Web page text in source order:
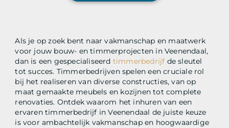
Als je op zoek bent naar vakmanschap en maatwerk
voor jouw bouw- en timmerprojecten in Veenendaal,
dan is een gespecialiseerd timmerbedrijf de sleutel
tot succes. Timmerbedrijven spelen een cruciale rol
bij het realiseren van diverse constructies, van op
maat gemaakte meubels en kozijnen tot complete
renovaties. Ontdek waarom het inhuren van een
ervaren timmerbedrijf in Veenendaal de juiste keuze
is voor ambachtelijk vakmanschap en hoogwaardige